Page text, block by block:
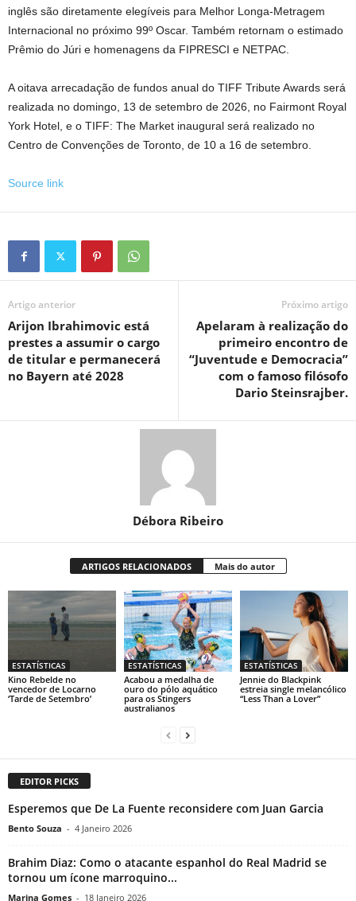
inglês são diretamente elegíveis para Melhor Longa-Metragem
Internacional no próximo 99º Oscar. Também retornam o estimado
Prêmio do Júri e homenagens da FIPRESCI e NETPAC.
A oitava arrecadação de fundos anual do TIFF Tribute Awards será
realizada no domingo, 13 de setembro de 2026, no Fairmont Royal
York Hotel, e o TIFF: The Market inaugural será realizado no
Centro de Convenções de Toronto, de 10 a 16 de setembro.
Source link
Artigo anterior
Arijon Ibrahimovic está
prestes a assumir o cargo
de titular e permanecerá
no Bayern até 2028
Próximo artigo
Apelaram à realização do
primeiro encontro de
“Juventude e Democracia”
com o famoso filósofo
Dario Steinsrajber.
Débora Ribeiro
ARTIGOS RELACIONADOS Mais do autor
ESTATÍSTICAS
Kino Rebelde no
vencedor de Locarno
‘Tarde de Setembro’
ESTATÍSTICAS
Acabou a medalha de
ouro do pólo aquático
para os Stingers
australianos
ESTATÍSTICAS
Jennie do Blackpink
estreia single melancólico
“Less Than a Lover”
EDITOR PICKS
Esperemos que De La Fuente reconsidere com Juan Garcia
Bento Souza - 4 Janeiro 2026
Brahim Diaz: Como o atacante espanhol do Real Madrid se
tornou um ícone marroquino...
Marina Gomes - 18 Janeiro 2026